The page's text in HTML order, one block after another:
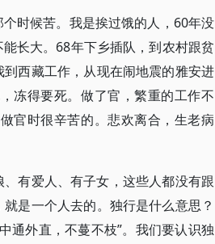
时候苦。我是挨过饿的人，60年没
长大。68年下乡插队，到农村跟贫
西藏工作，从现在闹地震的雅安进
冻得要死。做了官，繁重的工作不
官时很辛苦的。悲欢离合，生老病
有爱人、有子女，这些人都没有跟
是一个人去的。独行是什么意思？
通外直，不蔓不枝”。我们要认识独